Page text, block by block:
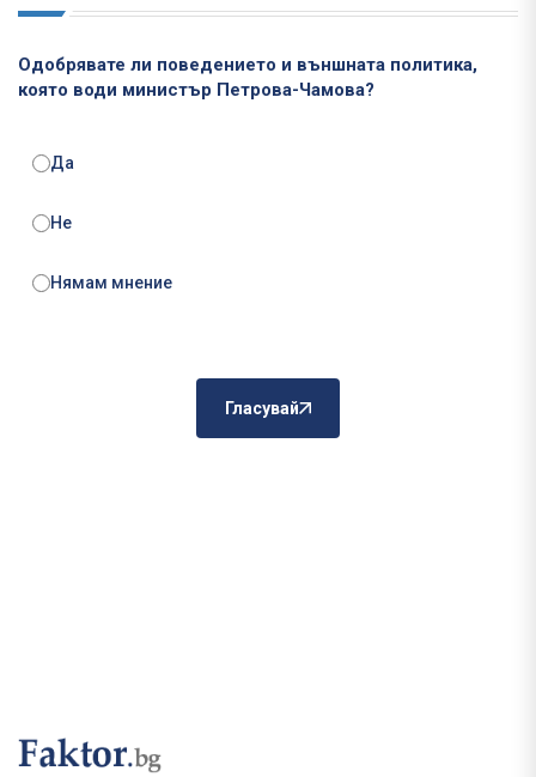
Одобрявате ли поведението и външната политика,
която води министър Петрова-Чамова?
Да
Не
Нямам мнение
Гласувай